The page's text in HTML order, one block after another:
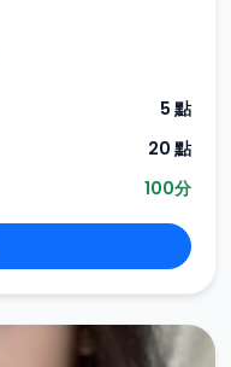
5 點
20 點
100分